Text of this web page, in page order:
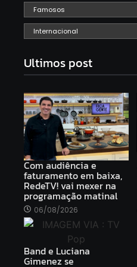
Famosos
Internacional
Ultimos post
Com audiência e
faturamento em baixa,
RedeTV! vai mexer na
programação matinal
06/08/2026
Band e Luciana
Gimenez se